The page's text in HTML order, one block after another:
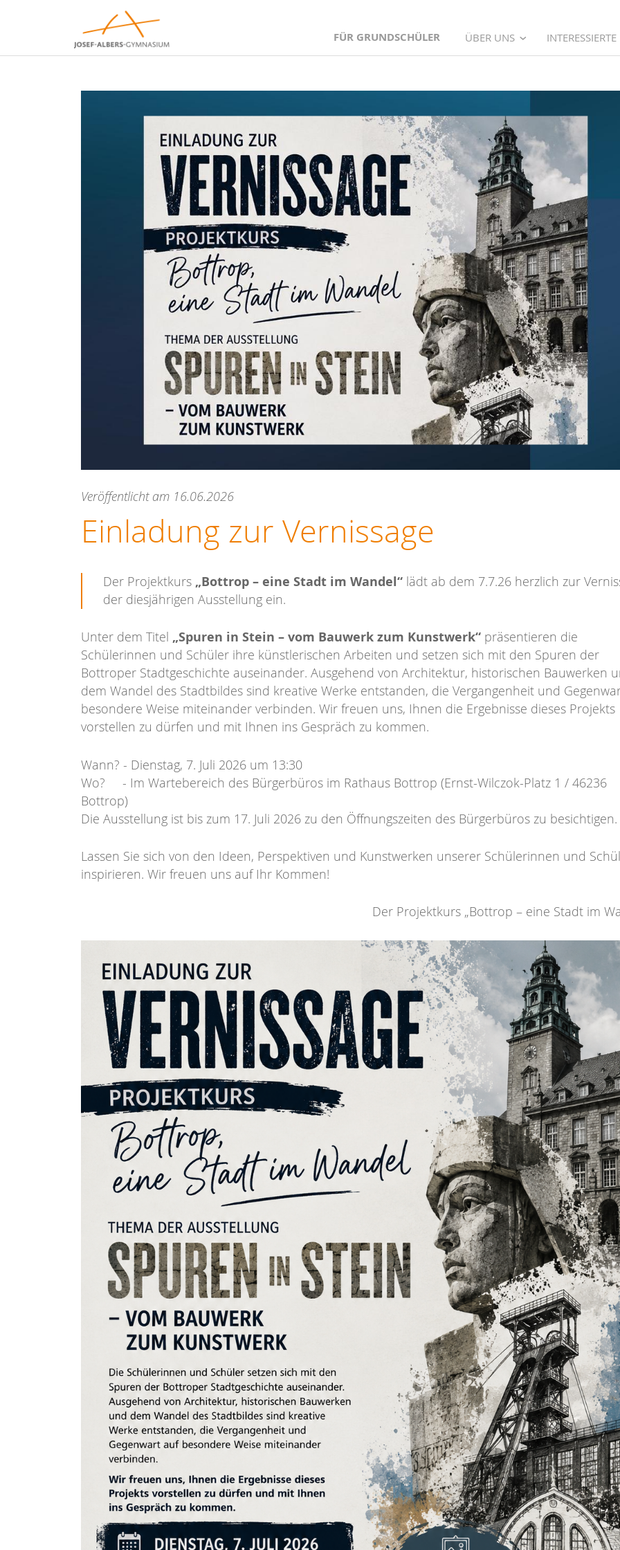
FÜR GRUNDSCHÜLER ÜBER UNS INTERESSIERTE
Veröffentlicht am 16.06.2026
Einladung zur Vernissage
Der Projektkurs „Bottrop – eine Stadt im Wandel“ lädt ab dem 7.7.26 herzlich zur
der diesjährigen Ausstellung ein.
Unter dem Titel „Spuren in Stein – vom Bauwerk zum Kunstwerk“ präsentieren die
Schülerinnen und Schüler ihre künstlerischen Arbeiten und setzen sich mit den Spuren der
Bottroper Stadtgeschichte auseinander. Ausgehend von Architektur, historischen Bauwerken
dem Wandel des Stadtbildes sind kreative Werke entstanden, die Vergangenheit und
besondere Weise miteinander verbinden. Wir freuen uns, Ihnen die Ergebnisse dieses Projekts
vorstellen zu dürfen und mit Ihnen ins Gespräch zu kommen.
Wann? - Dienstag, 7. Juli 2026 um 13:30
Wo? - Im Wartebereich des Bürgerbüros im Rathaus Bottrop (Ernst-Wilczok-Platz 1 / 46236
Bottrop)
Die Ausstellung ist bis zum 17. Juli 2026 zu den Öffnungszeiten des Bürgerbüros zu besichtigen.
Lassen Sie sich von den Ideen, Perspektiven und Kunstwerken unserer Schülerinnen und
inspirieren. Wir freuen uns auf Ihr Kommen!
Der Projektkurs „Bottrop – eine Stadt im